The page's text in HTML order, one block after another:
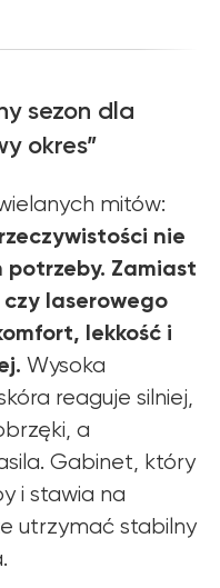
sezon dla
okres”
mitów:
nie
Zamiast
laserowego
lekkość i
Wysoka
reaguje silniej,
a
Gabinet, który
i stawia na
utrzymać stabilny